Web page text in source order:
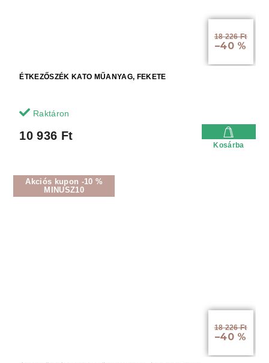
18 226 Ft
–40 %
ÉTKEZŐSZÉK KATO MŰANYAG, FEKETE
Raktáron
10 936 Ft
Kosárba
Akciós kupon -10 %
MINUSZ10
18 226 Ft
–40 %